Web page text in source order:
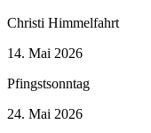
Christi Himmelfahrt
14. Mai 2026
Pfingstsonntag
24. Mai 2026